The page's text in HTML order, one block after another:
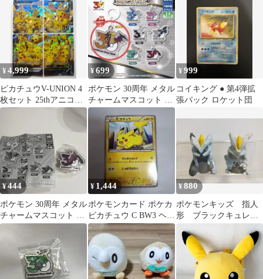
¥4,999
ピカチュウV-UNION 4
枚セット 25thアニコレ
ポケカ
¥699
ポケモン 30周年 メタル
チャームマスコット ギ
ラティナ
¥999
コイキング ● 第4弾拡
張パック ロケット団
¥444
ポケモン 30周年 メタル
チャームマスコット イ
ベルタル
¥ 1,444
ポケモンカード ポケカ
ピカチュウ C BW3 ヘイ
ルブリザード 023/052
¥880
ポケモンキッズ 指人
形 ブラックキュレ
ム 2体セット まとめ